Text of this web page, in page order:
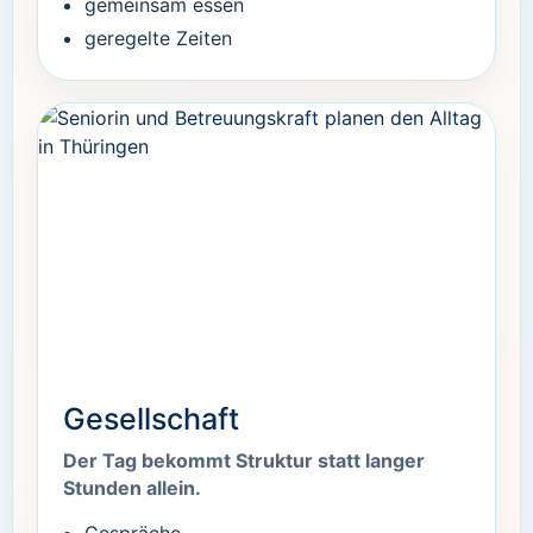
gemeinsam essen
geregelte Zeiten
Gesellschaft
Der Tag bekommt Struktur statt langer
Stunden allein.